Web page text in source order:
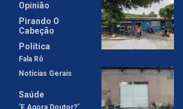
Opinião
Pirando O
Cabeção
Política
Fala Rô
Notícias Gerais
Saúde